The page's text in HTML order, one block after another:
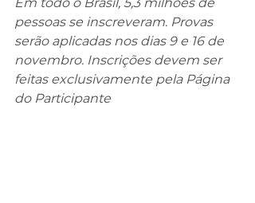
pessoas se inscreveram. Provas
serão aplicadas nos dias 9 e 16 de
novembro. Inscrições devem ser
feitas exclusivamente pela Página
do Participante